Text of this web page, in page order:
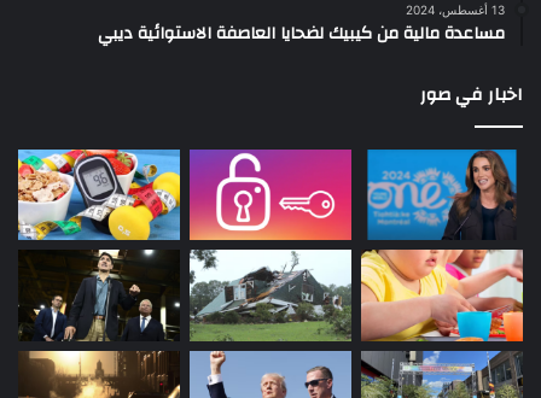
13 أغسطس، 2024
مساعدة مالية من كيبيك لضحايا العاصفة الاستوائية ديبي
اخبار في صور